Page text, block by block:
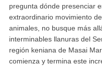
pregunta dónde presenciar
extraordinario movimiento
animales, no busque más
interminables llanuras del
región keniana de Masai
comienza y termina este